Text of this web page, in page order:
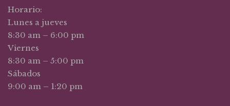
Horario:
Lunes a jueves
8:30 am – 6:00 pm
Viernes
8:30 am – 5:00 pm
Sábados
9:00 am – 1:20 pm